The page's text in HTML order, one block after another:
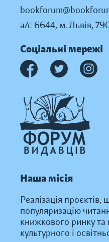
а/с 6644, м. Львів,
Соціальні мережі
Наша місія
Реалізація
популяризацію
книжкового ринку та
культурного і